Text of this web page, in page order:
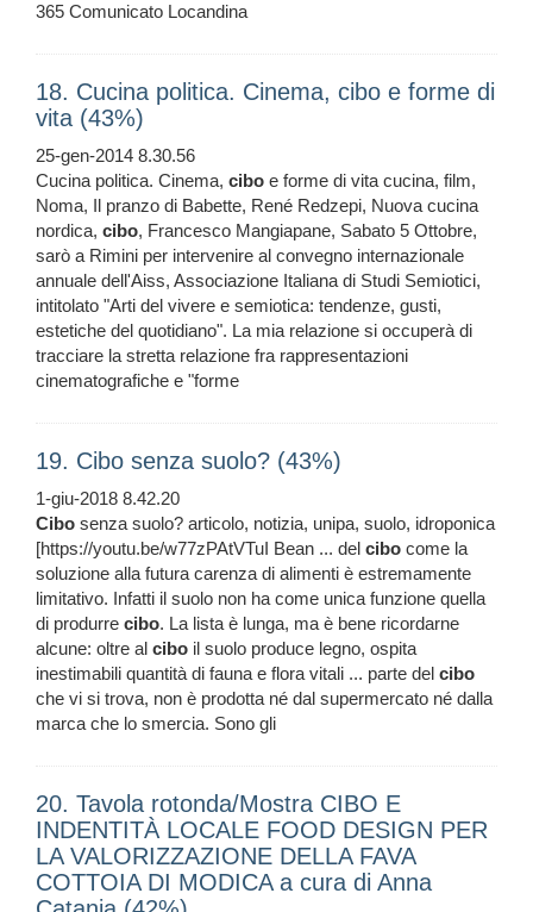
365 Comunicato Locandina
18. Cucina politica. Cinema, cibo e forme di
vita (43%)
25-gen-2014 8.30.56
Cucina politica. Cinema, cibo e forme di vita cucina, film,
Noma, Il pranzo di Babette, René Redzepi, Nuova cucina
nordica, cibo, Francesco Mangiapane, Sabato 5 Ottobre,
sarò a Rimini per intervenire al convegno internazionale
annuale dell'Aiss, Associazione Italiana di Studi Semiotici,
intitolato "Arti del vivere e semiotica: tendenze, gusti,
estetiche del quotidiano". La mia relazione si occuperà di
tracciare la stretta relazione fra rappresentazioni
cinematografiche e "forme
19. Cibo senza suolo? (43%)
1-giu-2018 8.42.20
Cibo senza suolo? articolo, notizia, unipa, suolo, idroponica
[https://youtu.be/w77zPAtVTuI Bean ... del cibo come la
soluzione alla futura carenza di alimenti è estremamente
limitativo. Infatti il suolo non ha come unica funzione quella
di produrre cibo. La lista è lunga, ma è bene ricordarne
alcune: oltre al cibo il suolo produce legno, ospita
inestimabili quantità di fauna e flora vitali ... parte del cibo
che vi si trova, non è prodotta né dal supermercato né dalla
marca che lo smercia. Sono gli
20. Tavola rotonda/Mostra CIBO E
INDENTITÀ LOCALE FOOD DESIGN PER
LA VALORIZZAZIONE DELLA FAVA
COTTOIA DI MODICA a cura di Anna